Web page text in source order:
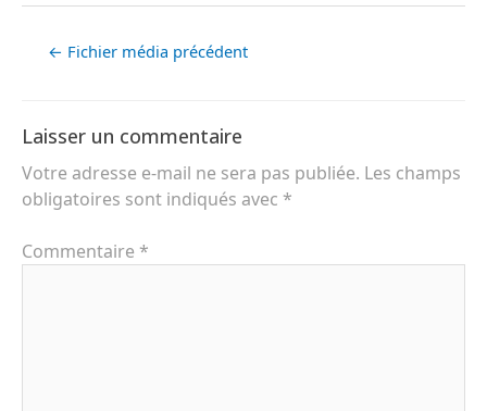
← Fichier média précédent
Laisser un commentaire
Votre adresse e-mail ne sera pas publiée. Les champs
obligatoires sont indiqués avec *
Commentaire *